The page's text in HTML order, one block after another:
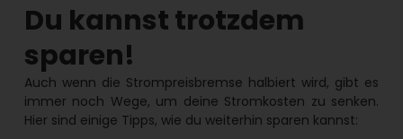
Du kannst trotzdem
sparen!
Auch wenn die Strompreisbremse halbiert wird, gibt es
immer noch Wege, um deine Stromkosten zu senken.
Hier sind einige Tipps, wie du weiterhin sparen kannst: